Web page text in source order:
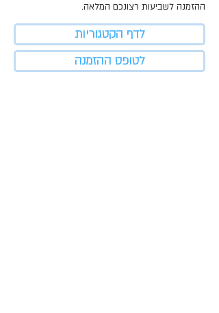
ההזמנה לשביעות רצונכם המלאה.
לדף הקטגוריות
לטופס ההזמנה